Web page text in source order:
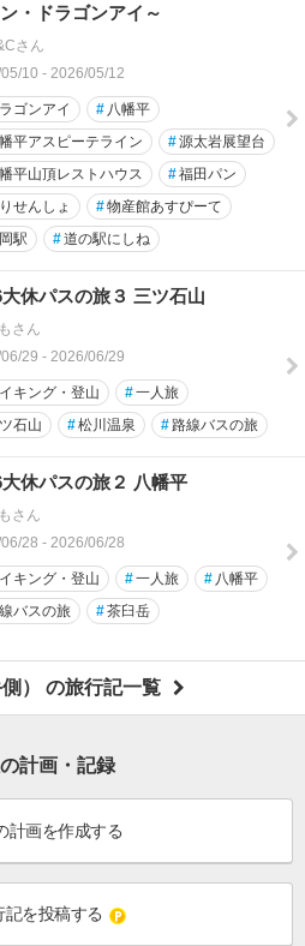
・ドラゴンアイ～
さん
10 - 2026/05/12
ゴンアイ # 八幡平
平アスピーテライン #源太岩展望台
平山頂レストハウス #福田パン
せんしょ #物産館あすぴーて
駅 #道の駅にしね
休パスの旅３ 三ツ石山
さん
29 - 2026/06/29
キング・登山 #一人旅
石山 #松川温泉 #路線バスの旅
休パスの旅２ 八幡平
さん
28 - 2026/06/28
キング・登山 #一人旅 # 八幡平
バスの旅 #茶臼岳
） の旅行記一覧
計画・記録
計画を作成する
記を投稿する